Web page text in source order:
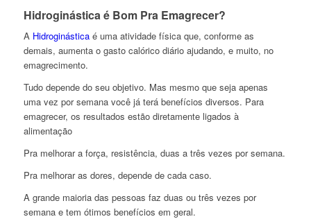
Hidroginástica é Bom Pra Emagrecer?
A Hidroginásticaé uma atividade física que, conforme as
demais, aumenta o gasto calórico diário ajudando, e muito, no
emagrecimento.
Tudo depende do seu objetivo. Mas mesmo que seja apenas
uma vez por semana você já terá benefícios diversos. Para
emagrecer, os resultados estão diretamente ligados à
alimentação
Pra melhorar a força, resistência, duas a três vezes por semana.
Pra melhorar as dores, depende de cada caso.
A grande maioria das pessoas faz duas ou três vezes por
semana e tem ótimos benefícios em geral.